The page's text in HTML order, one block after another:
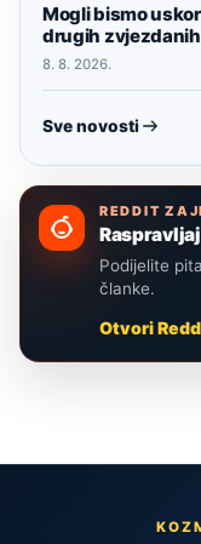
Mogli bismo
drugih
8. 8. 2026.
Sve novosti
REDDIT
Podijelite
članke.
Otvori